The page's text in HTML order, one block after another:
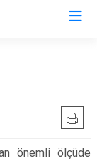
önemli ölçüde